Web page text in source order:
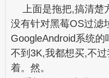
上面是拖把,搞清楚
没有针对黑莓OS过滤
GoogleAndroid系统
不到3K,我都想买,不
着。然。